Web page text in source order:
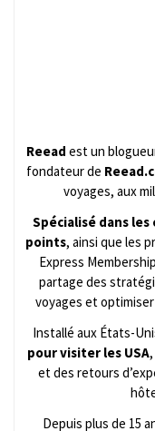
Reead est un
fondateur de
voyages, aux
Spécialisé dans
points, ainsi que les
Express
partage des
voyages et
Installé aux États-
pour visiter les USA
et des retours
Depuis plus de 15